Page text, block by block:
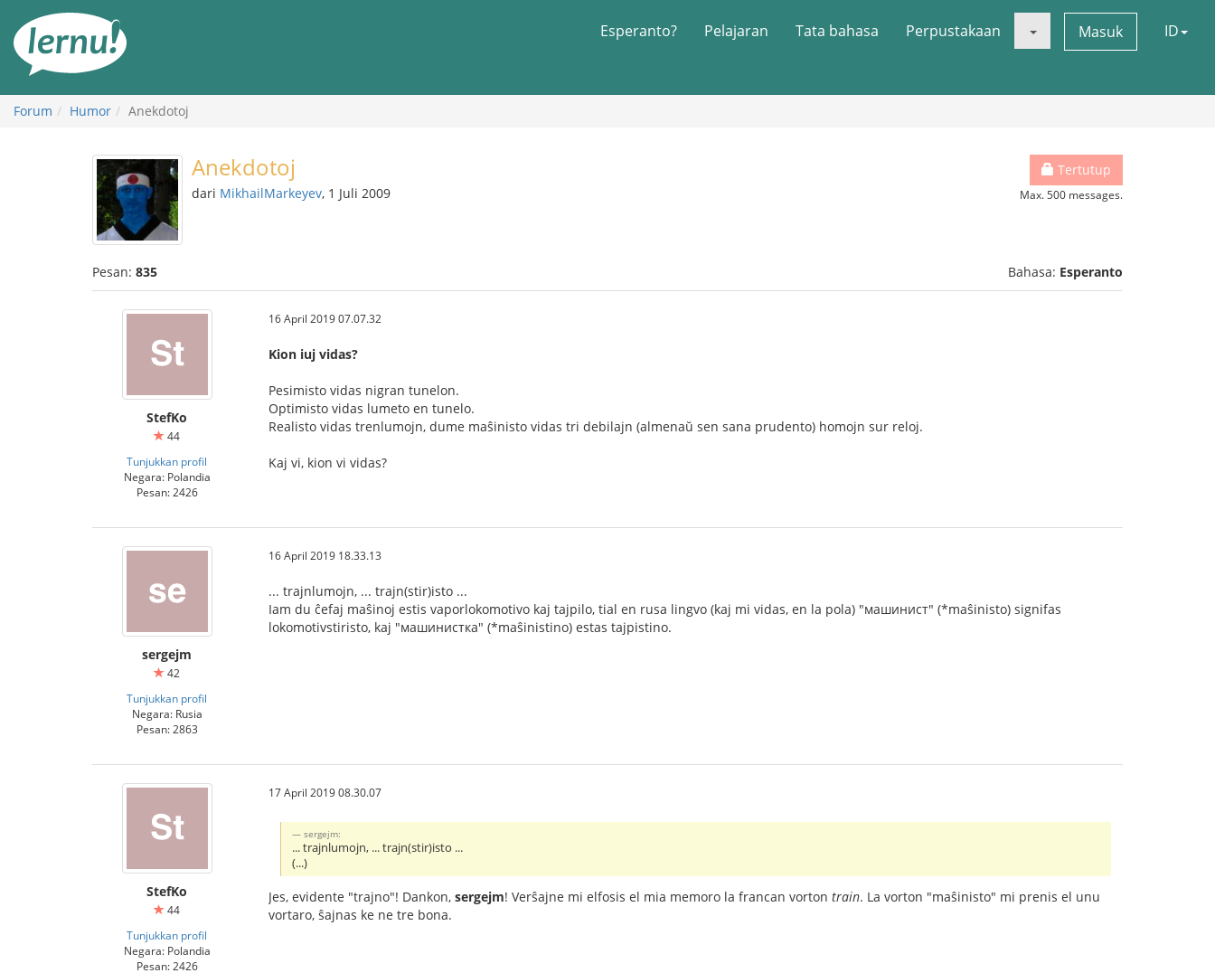
daftar
Esperanto? Pelajaran Tata bahasa Perpustakaan Masuk ID
Forum Humor Anekdotoj
Tertutup
Max. 500 messages.
Anekdotoj
dari MikhailMarkeyev, 1 Juli 2009
Pesan: 835 Bahasa: Esperanto
StefKo
44
Tunjukkan profil
Negara: Polandia
Pesan: 2426
16 April 2019 07.07.32
Kion iuj vidas?
Pesimisto vidas nigran tunelon.
Optimisto vidas lumeto en tunelo.
Realisto vidas trenlumojn, dume maŝinisto vidas tri debilajn (almenaŭ sen sana prudento) homojn sur reloj.
Kaj vi, kion vi vidas?
sergejm
42
Tunjukkan profil
Negara: Rusia
Pesan: 2863
16 April 2019 18.33.13
... trajnlumojn, ... trajn(stir)isto ...
Iam du ĉefaj maŝinoj estis vaporlokomotivo kaj tajpilo, tial en rusa lingvo (kaj mi vidas, en la pola) "машинист" (*maŝinisto) signifas
lokomotivstiristo, kaj "машинистка" (*maŝinistino) estas tajpistino.
StefKo
44
Tunjukkan profil
Negara: Polandia
Pesan: 2426
17 April 2019 08.30.07
sergejm:
... trajnlumojn, ... trajn(stir)isto ...
(...)
Jes, evidente "trajno"! Dankon, sergejm! Verŝajne mi elfosis el mia memoro la francan vorton train. La vorton "maŝinisto" mi prenis el unu
vortaro, ŝajnas ke ne tre bona.